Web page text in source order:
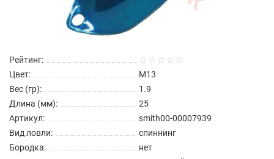
Рейтинг:
Цвет:
M13
Вес (гр):
1.9
Длина (мм):
25
Артикул:
smith00-00007939
Вид ловли:
спиннинг
Бородка:
нет